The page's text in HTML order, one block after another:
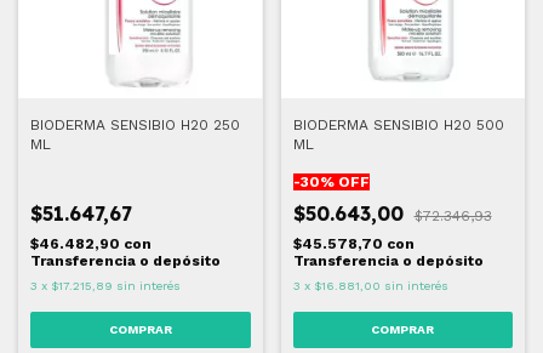
BIODERMA SENSIBIO H20 250
ML
$51.647,67
$46.482,90 con
Transferencia o depósito
3 x $17.215,89 sin interés
BIODERMA SENSIBIO H20 500
ML
-30% OFF
$50.643,00
$72.346,93
$45.578,70 con
Transferencia o depósito
3 x $16.881,00 sin interés